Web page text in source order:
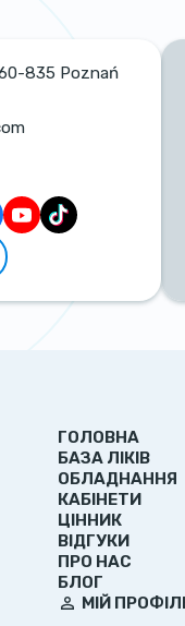
835 Poznań
ГОЛОВНА
БАЗА ЛІКІВ
ОБЛАДНАННЯ
КАБІНЕТИ
ЦІННИК
ВІДГУКИ
ПРО НАС
БЛОГ
МІЙ